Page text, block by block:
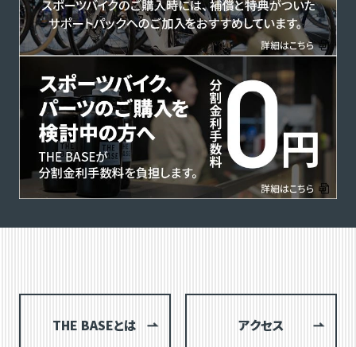
THE BASEとは アクセス